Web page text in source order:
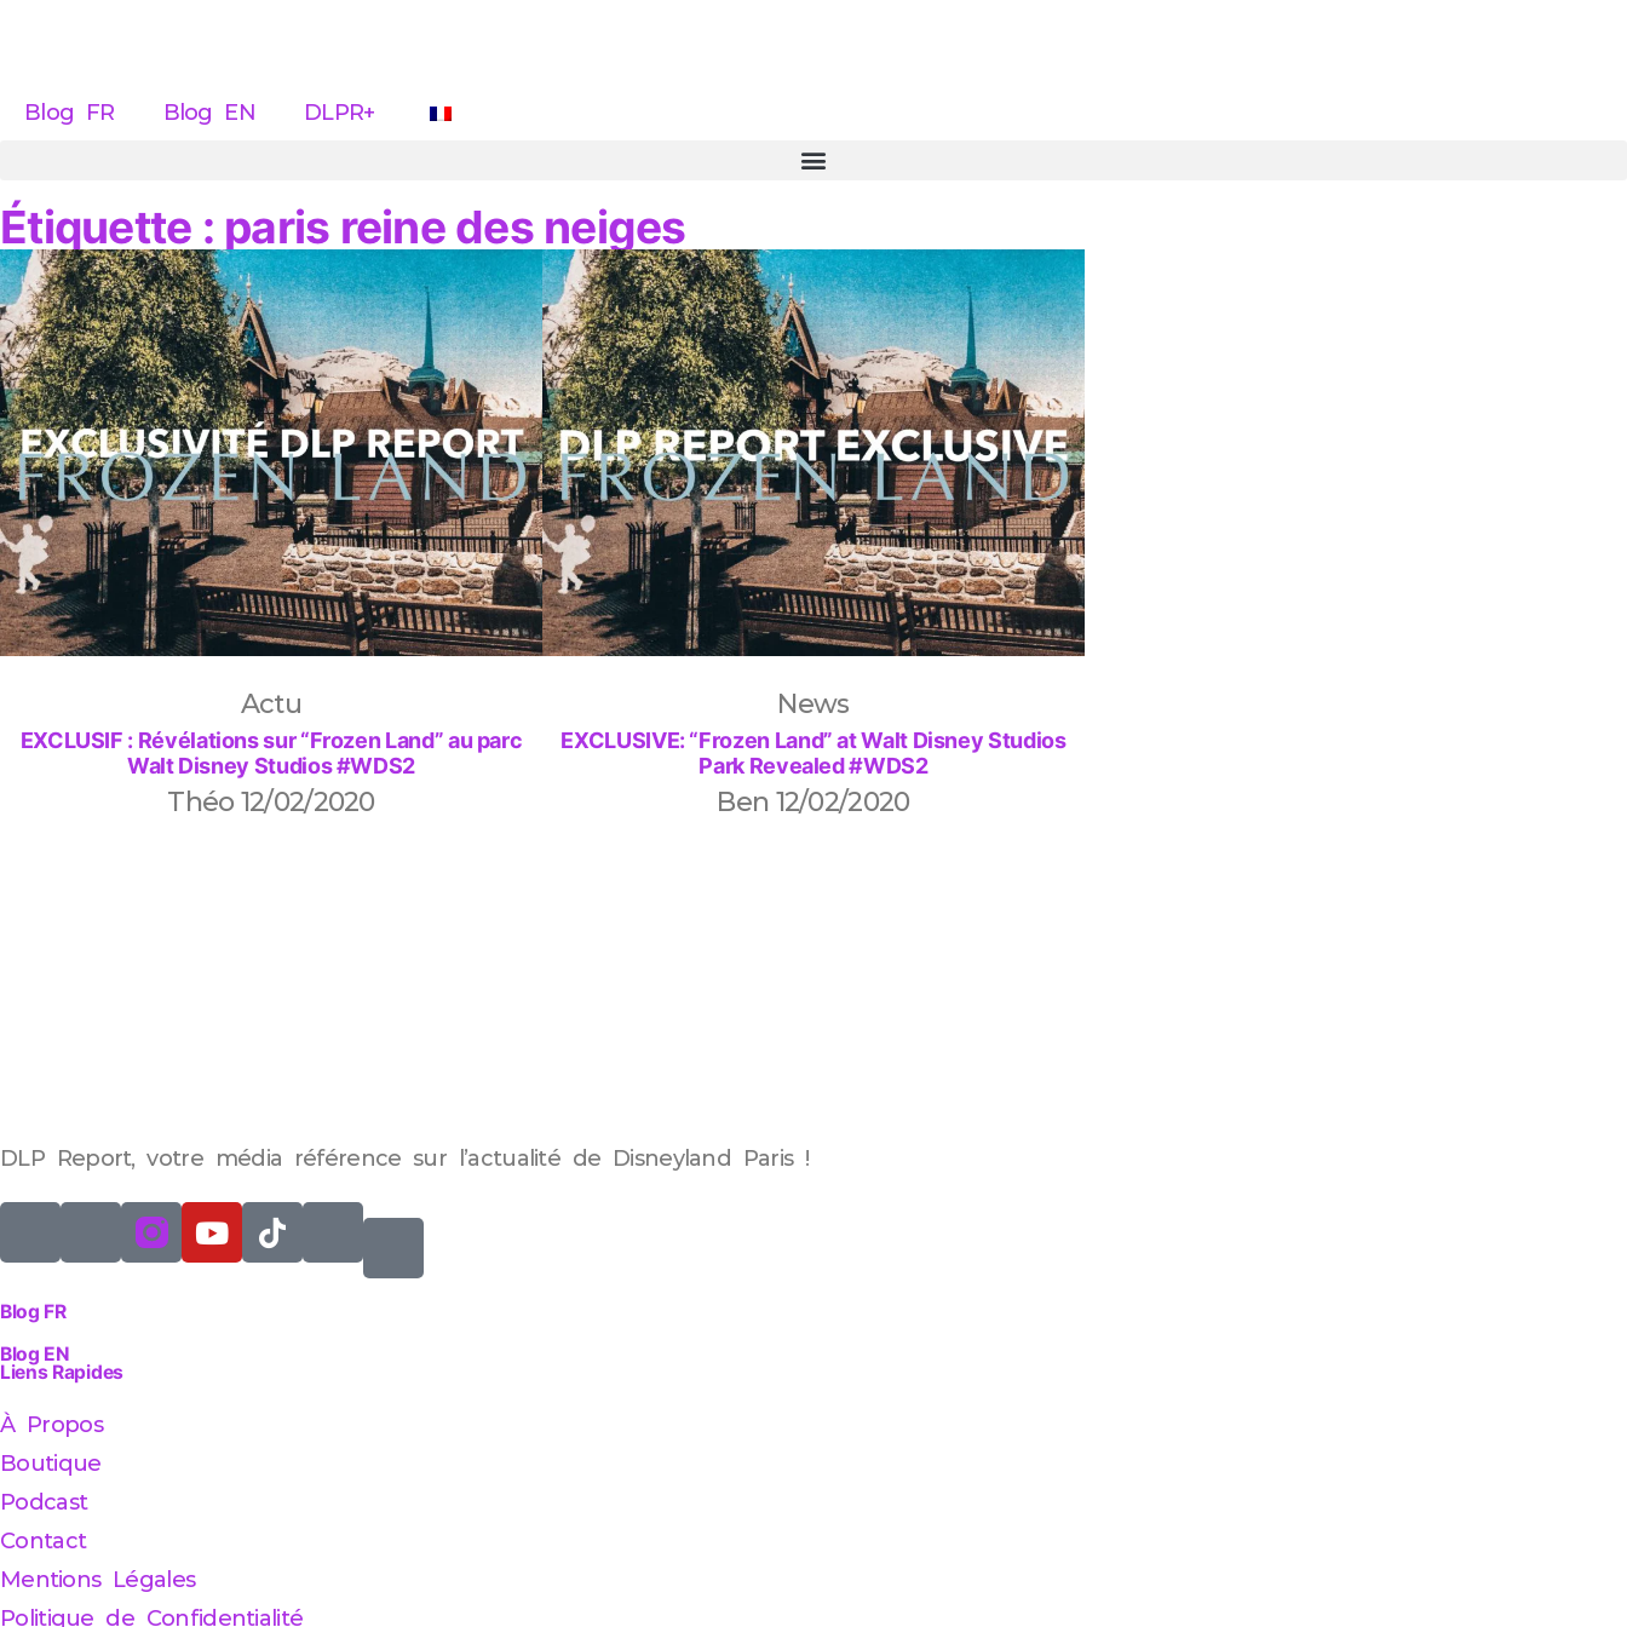
Blog FR Blog EN DLPR+
Étiquette : paris reine des neiges
Actu
EXCLUSIF : Révélations sur “Frozen Land” au parc
Walt Disney Studios #WDS2
Théo 12/02/2020
News
EXCLUSIVE: “Frozen Land” at Walt Disney Studios
Park Revealed #WDS2
Ben 12/02/2020
DLP Report, votre média référence sur l’actualité de Disneyland Paris !
Blog FR
Blog EN
Liens Rapides
À Propos
Boutique
Podcast
Contact
Mentions Légales
Politique de Confidentialité